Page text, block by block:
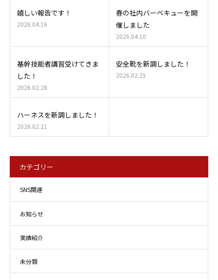
嬉しい報告です！
2026.04.16
春の社内バーベキューを開
催しました
2026.04.10
基幹技能者講習受けてきま
した！
2026.02.28
安全靴を新調しました！
2026.02.25
ハーネスを新調しました！
2026.02.21
カテゴリー
SNS関連
お知らせ
実績紹介
未分類